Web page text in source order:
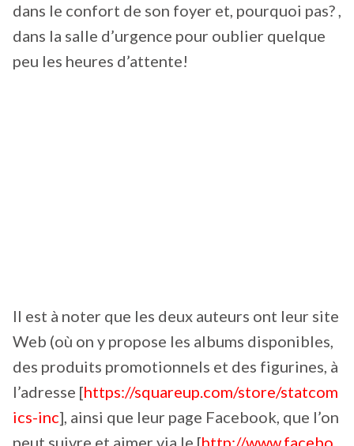
dans le confort de son foyer et, pourquoi pas? ,
dans la salle d’urgence pour oublier quelque
peu les heures d’attente!
Il est à noter que les deux auteurs ont leur site
Web (où on y propose les albums disponibles,
des produits promotionnels et des figurines, à
l’adresse [https://squareup.com/store/statcom
ics-inc], ainsi que leur page Facebook, que l’on
peut suivre et aimer via le [http://www.facebo